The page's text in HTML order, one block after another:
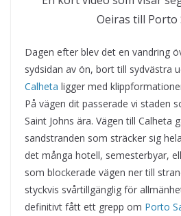
Oeiras till Porto
Dagen efter blev det en vandring
sydsidan av ön, bort till sydvästra
Calheta ligger med
På vägen dit passerade vi staden
Saint Johns ära. Vägen till Calheta
sandstranden som sträcker sig
det många hotell, semesterbyar,
som blockerade vägen ner till
styckvis svårtillgänglig för
definitivt fått ett grepp om Porto